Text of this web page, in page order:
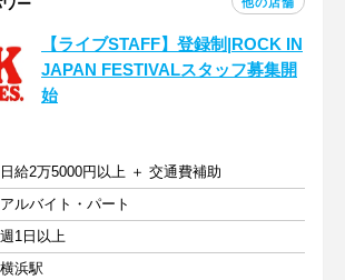
ー
【ライブSTAFF】登録制|ROCK IN
JAPAN FESTIVALスタッフ募集開
始
日給2万5000円以上 ＋ 交通費補助
アルバイト・パート
週1日以上
横浜駅